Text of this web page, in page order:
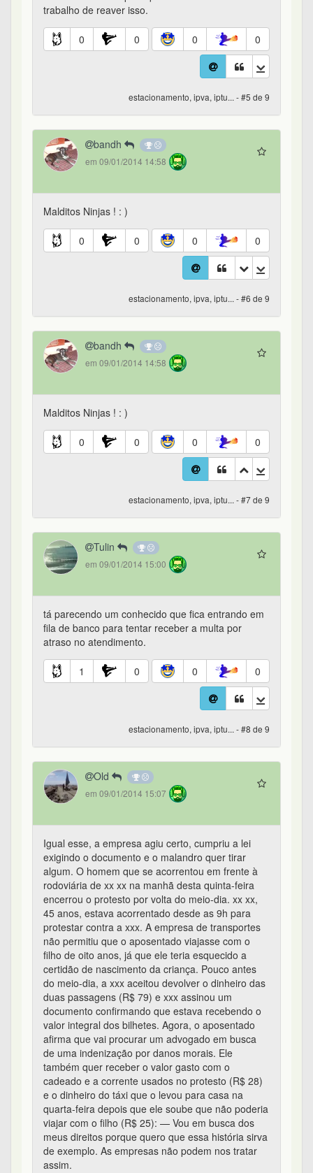
trabalho de reaver isso.
0 0 0 0
estacionamento, ipva, iptu... - #5 de 9
bandh
em 09/01/2014 14:58
Malditos Ninjas ! : )
0 0 0 0
estacionamento, ipva, iptu... - #6 de 9
bandh
em 09/01/2014 14:58
Malditos Ninjas ! : )
0 0 0 0
estacionamento, ipva, iptu... - #7 de 9
Tulin
em 09/01/2014 15:00
tá parecendo um conhecido que fica entrando em
fila de banco para tentar receber a multa por
atraso no atendimento.
1 0 0 0
estacionamento, ipva, iptu... - #8 de 9
Old
em 09/01/2014 15:07
Igual esse, a empresa agiu certo, cumpriu a lei
exigindo o documento e o malandro quer tirar
algum. O homem que se acorrentou em frente à
rodoviária de xx xx na manhã desta quinta-feira
encerrou o protesto por volta do meio-dia. xx xx,
45 anos, estava acorrentado desde as 9h para
protestar contra a xxx. A empresa de transportes
não permitiu que o aposentado viajasse com o
filho de oito anos, já que ele teria esquecido a
certidão de nascimento da criança. Pouco antes
do meio-dia, a xxx aceitou devolver o dinheiro das
duas passagens (R$ 79) e xxx assinou um
documento confirmando que estava recebendo o
valor integral dos bilhetes. Agora, o aposentado
afirma que vai procurar um advogado em busca
de uma indenização por danos morais. Ele
também quer receber o valor gasto com o
cadeado e a corrente usados no protesto (R$ 28)
e o dinheiro do táxi que o levou para casa na
quarta-feira depois que ele soube que não poderia
viajar com o filho (R$ 25): — Vou em busca dos
meus direitos porque quero que essa história sirva
de exemplo. As empresas não podem nos tratar
assim.